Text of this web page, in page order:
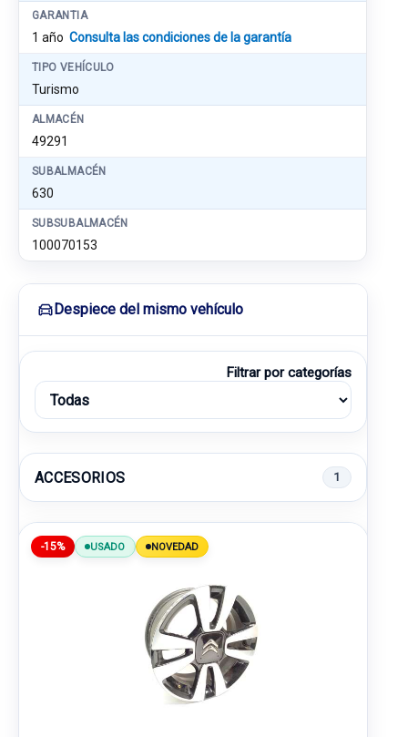
GARANTIA
1 año Consulta las condiciones de la garantía
TIPO VEHÍCULO
Turismo
ALMACÉN
49291
SUBALMACÉN
630
SUBSUBALMACÉN
100070153
Despiece del mismo vehículo
Filtrar por categorías
ACCESORIOS 1
-15% USADO NOVEDAD